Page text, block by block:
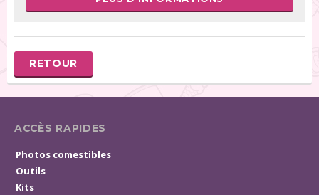
RETOUR
ACCÈS RAPIDES
Photos comestibles
Outils
Kits